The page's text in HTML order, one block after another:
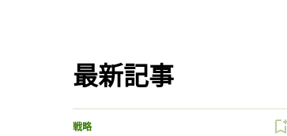
最新記事
戦略